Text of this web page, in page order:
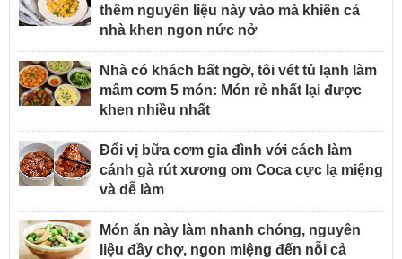
thêm nguyên liệu này vào mà khiến cả
nhà khen ngon nức nở
Nhà có khách bất ngờ, tôi vét tủ lạnh làm
mâm cơm 5 món: Món rẻ nhất lại được
khen nhiều nhất
Đổi vị bữa cơm gia đình với cách làm
cánh gà rút xương om Coca cực lạ miệng
và dễ làm
Món ăn này làm nhanh chóng, nguyên
liệu đầy chợ, ngon miệng đến nỗi cả